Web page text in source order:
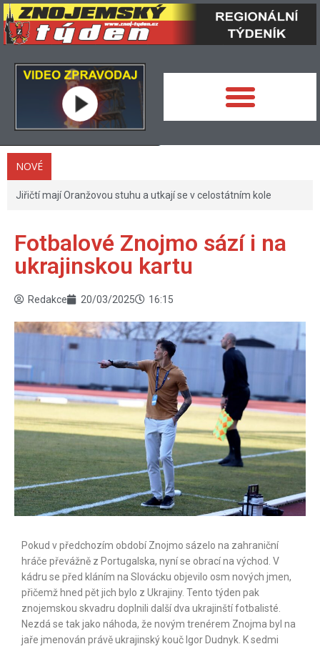
NOVÉ
Jiřičtí mají Oranžovou stuhu a utkají se v celostátním kole
Fotbalové Znojmo sází i na
ukrajinskou kartu
Redakce 20/03/2025 16:15
Pokud v předchozím období Znojmo sázelo na zahraniční
hráče převážně z Portugalska, nyní se obrací na východ. V
kádru se před kláním na Slovácku objevilo osm nových jmen,
přičemž hned pět jich bylo z Ukrajiny. Tento týden pak
znojemskou skvadru doplnili další dva ukrajinští fotbalisté.
Nezdá se tak jako náhoda, že novým trenérem Znojma byl na
jaře jmenován právě ukrajinský kouč Igor Dudnyk. K sedmi